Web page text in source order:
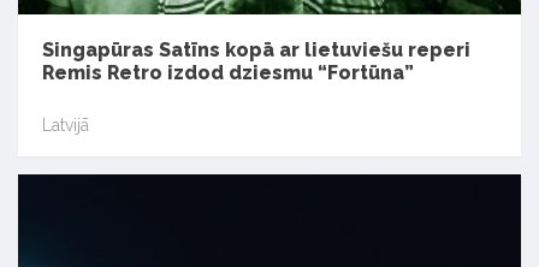
Singapūras Satīns kopā ar lietuviešu reperi
Remis Retro izdod dziesmu “Fortūna”
Latvijā